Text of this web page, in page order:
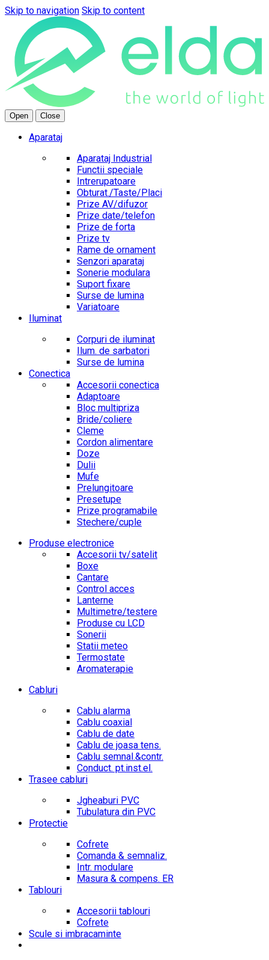
Skip to navigation Skip to content
Open Close
Aparataj
Aparataj Industrial
Functii speciale
Intrerupatoare
Obturat./Taste/Placi
Prize AV/difuzor
Prize date/telefon
Prize de forta
Prize tv
Rame de ornament
Senzori aparataj
Sonerie modulara
Suport fixare
Surse de lumina
Variatoare
Iluminat
Corpuri de iluminat
Ilum. de sarbatori
Surse de lumina
Conectica
Accesorii conectica
Adaptoare
Bloc multipriza
Bride/coliere
Cleme
Cordon alimentare
Doze
Dulii
Mufe
Prelungitoare
Presetupe
Prize programabile
Stechere/cuple
Produse electronice
Accesorii tv/satelit
Boxe
Cantare
Control acces
Lanterne
Multimetre/testere
Produse cu LCD
Sonerii
Statii meteo
Termostate
Aromaterapie
Cabluri
Cablu alarma
Cablu coaxial
Cablu de date
Cablu de joasa tens.
Cablu semnal.&contr.
Conduct. pt.inst.el.
Trasee cabluri
Jgheaburi PVC
Tubulatura din PVC
Protectie
Cofrete
Comanda & semnaliz.
Intr. modulare
Masura & compens. ER
Tablouri
Accesorii tablouri
Cofrete
Scule si imbracaminte